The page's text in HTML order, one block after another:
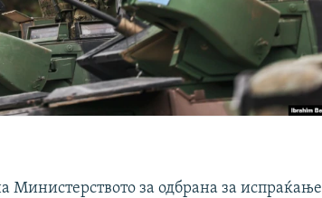
Министерството за одбрана за испраќање